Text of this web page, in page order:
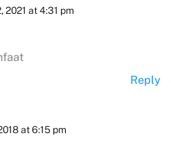
2021 at 4:31 pm
Reply
at 6:15 pm